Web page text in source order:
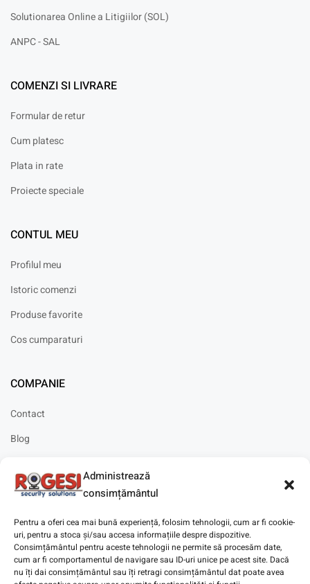
Administrează
consimțământul
Pentru a oferi cea mai bună experiență, folosim tehnologii, cum ar fi cookie-
uri, pentru a stoca și/sau accesa informațiile despre dispozitive.
Consimțământul pentru aceste tehnologii ne permite să procesăm date,
cum ar fi comportamentul de navigare sau ID-uri unice pe acest site. Dacă
nu îți dai consimțământul sau îți retragi consimțământul dat poate avea
Solutionarea Online a Litigiilor (SOL)
ANPC - SAL
COMENZI SI LIVRARE
Formular de retur
Cum platesc
Plata in rate
Proiecte speciale
CONTUL MEU
Profilul meu
Istoric comenzi
Produse favorite
Cos cumparaturi
COMPANIE
Contact
Blog
Solicitare instalare
Copyright © 2025Digitaz.